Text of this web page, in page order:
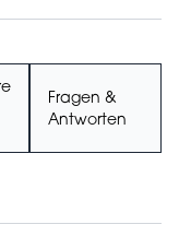
Fragen &
Antworten